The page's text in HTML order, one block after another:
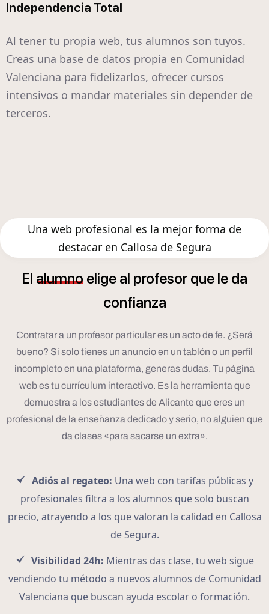
Independencia Total
Al tener tu propia web, tus alumnos son tuyos.
Creas una base de datos propia en Comunidad
Valenciana para fidelizarlos, ofrecer cursos
intensivos o mandar materiales sin depender de
terceros.
Una web profesional es la mejor forma de
destacar en Callosa de Segura
El alumno elige al profesor que le da
confianza
Contratar a un profesor particular es un acto de fe. ¿Será
bueno? Si solo tienes un anuncio en un tablón o un perfil
incompleto en una plataforma, generas dudas. Tu página
web es tu currículum interactivo. Es la herramienta que
demuestra a los estudiantes de Alicante que eres un
profesional de la enseñanza dedicado y serio, no alguien que
da clases «para sacarse un extra».
Adiós al regateo: Una web con tarifas públicas y
profesionales filtra a los alumnos que solo buscan
precio, atrayendo a los que valoran la calidad en Callosa
de Segura.
Visibilidad 24h: Mientras das clase, tu web sigue
vendiendo tu método a nuevos alumnos de Comunidad
Valenciana que buscan ayuda escolar o formación.